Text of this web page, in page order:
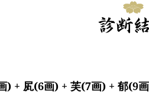
) + 㞍(6画) + 芙(7画) + 郁(9